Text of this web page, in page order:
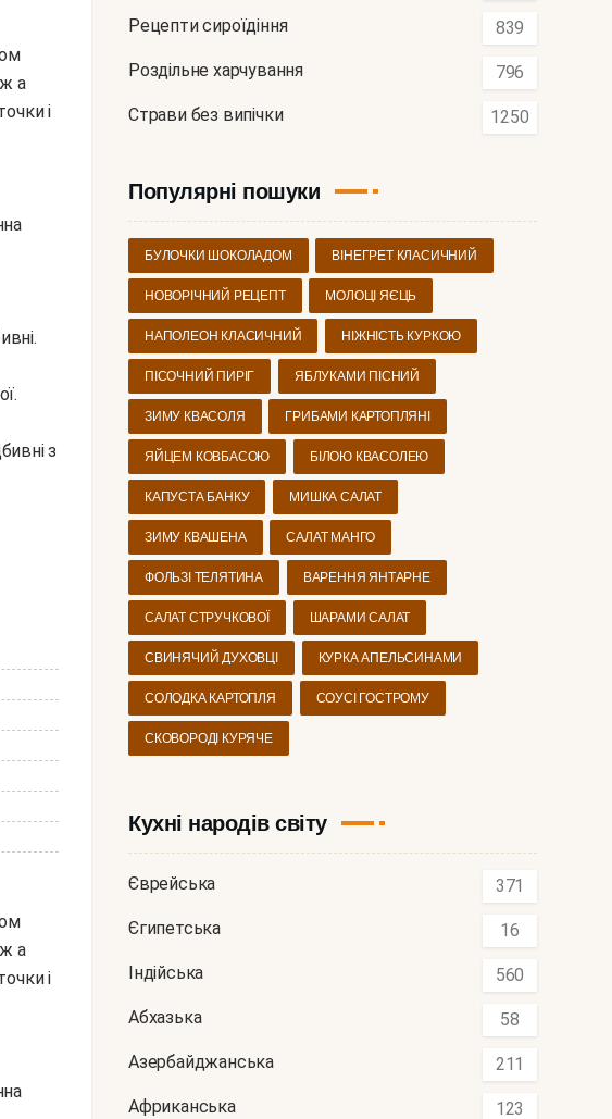
а
і
з
а
і
Рецепти сироїдіння 839
Роздільне харчування 796
Страви без випічки 1250
Популярні пошуки
БУЛОЧКИ ШОКОЛАДОМ ВІНЕГРЕТ КЛАСИЧНИЙ
НОВОРІЧНИЙ РЕЦЕПТ МОЛОЦІ ЯЄЦЬ
НАПОЛЕОН КЛАСИЧНИЙ НІЖНІСТЬ КУРКОЮ
ПІСОЧНИЙ ПИРІГ ЯБЛУКАМИ ПІСНИЙ
ЗИМУ КВАСОЛЯ ГРИБАМИ КАРТОПЛЯНІ
ЯЙЦЕМ КОВБАСОЮ БІЛОЮ КВАСОЛЕЮ
КАПУСТА БАНКУ МИШКА САЛАТ
ЗИМУ КВАШЕНА САЛАТ МАНГО
ФОЛЬЗІ ТЕЛЯТИНА ВАРЕННЯ ЯНТАРНЕ
САЛАТ СТРУЧКОВОЇ ШАРАМИ САЛАТ
СВИНЯЧИЙ ДУХОВЦІ КУРКА АПЕЛЬСИНАМИ
СОЛОДКА КАРТОПЛЯ СОУСІ ГОСТРОМУ
СКОВОРОДІ КУРЯЧЕ
Кухні народів світу
Єврейська 371
Єгипетська 16
Індійська 560
Абхазька 58
Азербайджанська 211
Африканська 123